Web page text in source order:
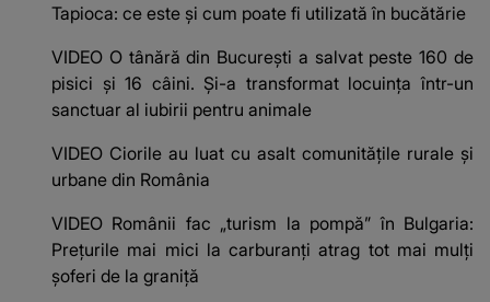
Tapioca: ce este și cum poate fi utilizată în bucătărie
VIDEO O tânără din București a salvat peste 160 de
pisici și 16 câini. Și-a transformat locuința într-un
sanctuar al iubirii pentru animale
VIDEO Ciorile au luat cu asalt comunitățile rurale și
urbane din România
VIDEO Românii fac „turism la pompă” în Bulgaria:
Prețurile mai mici la carburanți atrag tot mai mulți
șoferi de la graniță